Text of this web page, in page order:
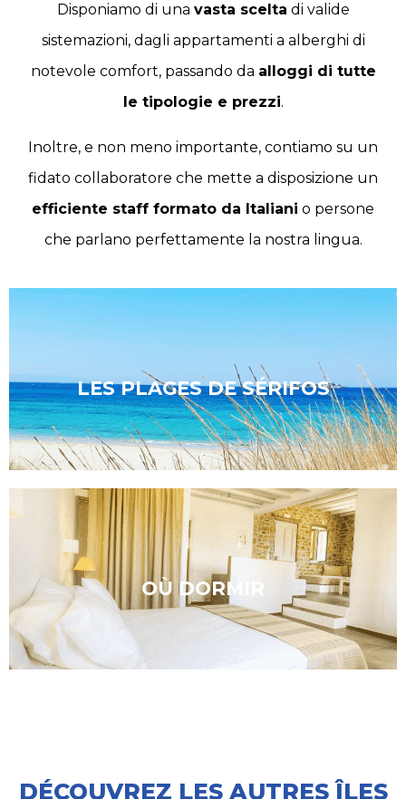
Disponiamo di una vasta scelta di valide
sistemazioni, dagli appartamenti a alberghi di
notevole comfort, passando da alloggi di tutte
le tipologie e prezzi.
Inoltre, e non meno importante, contiamo su un
fidato collaboratore che mette a disposizione un
efficiente staff formato da Italiani o persone
che parlano perfettamente la nostra lingua.
LES PLAGES DE SÉRIFOS
Découvrir
OÙ DORMIR
Les meilleurs hébergements
Découvrir
DÉCOUVREZ LES AUTRES ÎLES